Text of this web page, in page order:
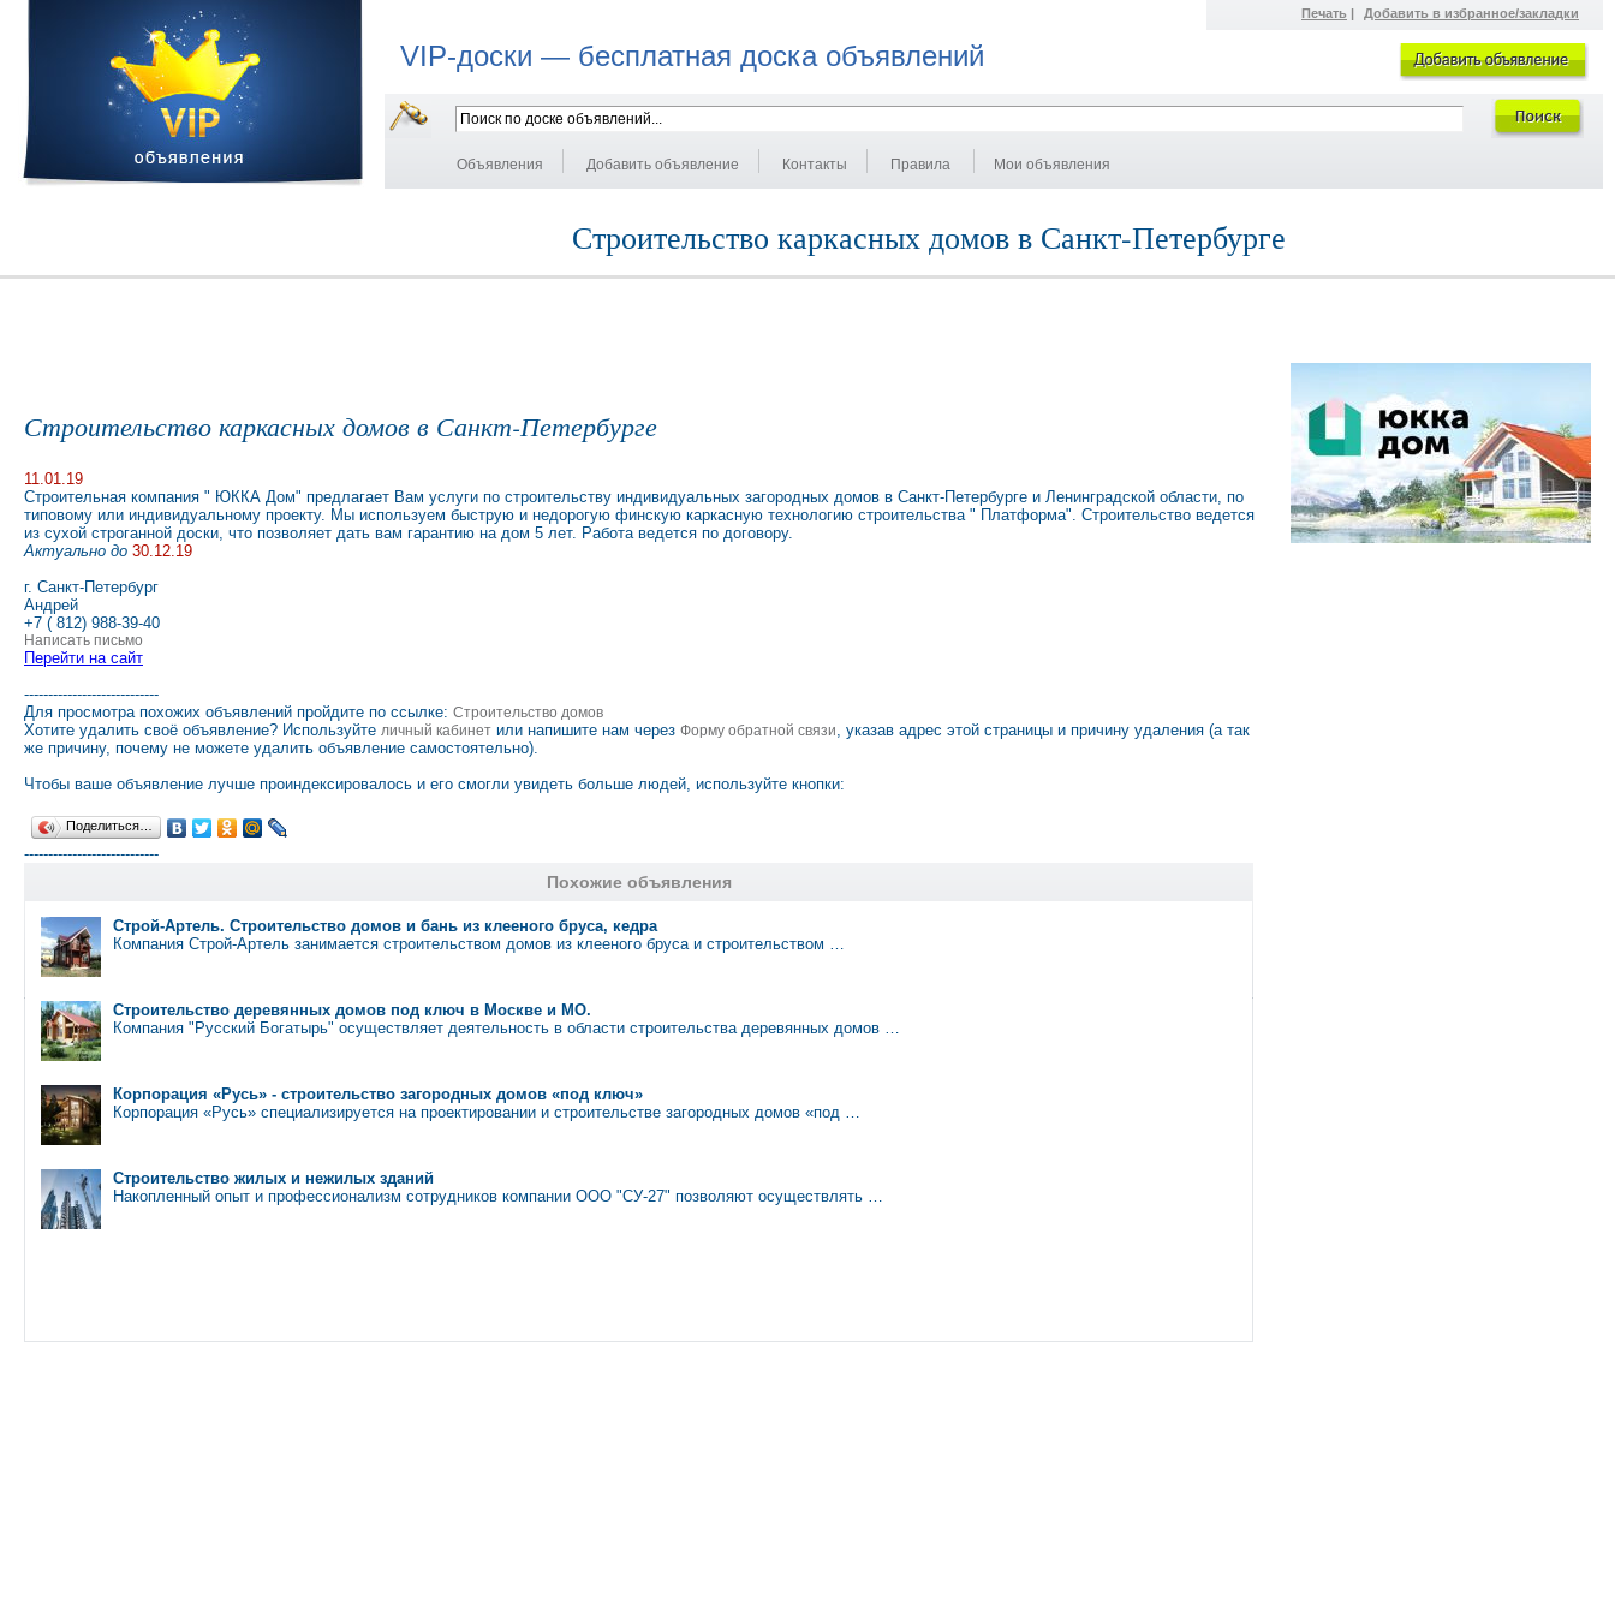
Печать | Добавить в избранное/закладки
VIP-доски — бесплатная доска объявлений
Объявления Добавить объявление Контакты Правила Мои объявления
Строительство каркасных домов в Санкт-Петербурге
Строительство каркасных домов в Санкт-Петербурге
11.01.19
Строительная компания " ЮККА Дом" предлагает Вам услуги по строительству индивидуальных загородных домов в Санкт-Петербурге и Ленинградской области, по
типовому или индивидуальному проекту. Мы используем быструю и недорогую финскую каркасную технологию строительства " Платформа". Строительство ведется
из сухой строганной доски, что позволяет дать вам гарантию на дом 5 лет. Работа ведется по договору.
Актуально до 30.12.19
г. Санкт-Петербург
Андрей
+7 ( 812) 988-39-40
Написать письмо
Перейти на сайт
----------------------------
Для просмотра похожих объявлений пройдите по ссылке: Строительство домов
Хотите удалить своё объявление? Используйте личный кабинет или напишите нам через Форму обратной связи, указав адрес этой страницы и причину удаления (а так
же причину, почему не можете удалить объявление самостоятельно).
Чтобы ваше объявление лучше проиндексировалось и его смогли увидеть больше людей, используйте кнопки:
Поделиться…
----------------------------
Похожие объявления
Строй-Артель. Строительство домов и бань из клееного бруса, кедра
Компания Строй-Артель занимается строительством домов из клееного бруса и строительством …
Строительство деревянных домов под ключ в Москве и МО.
Компания "Русский Богатырь" осуществляет деятельность в области строительства деревянных домов …
Корпорация «Русь» - строительство загородных домов «под ключ»
Корпорация «Русь» специализируется на проектировании и строительстве загородных домов «под …
Строительство жилых и нежилых зданий
Накопленный опыт и профессионализм сотрудников компании ООО "СУ-27" позволяют осуществлять …